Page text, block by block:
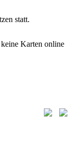
statt.
Karten online